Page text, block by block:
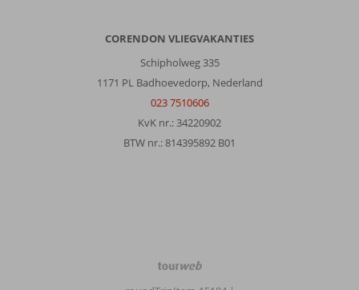
CORENDON VLIEGVAKANTIES
Schipholweg 335
1171 PL Badhoevedorp, Nederland
023 7510606
KvK nr.: 34220902
BTW nr.: 814395892 B01
TourWeb